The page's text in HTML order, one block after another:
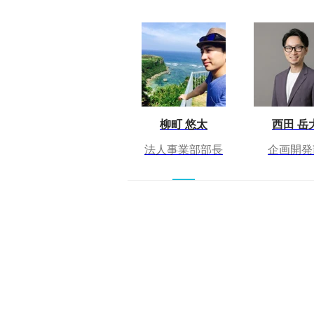
柳町 悠太
法人事業部部長
西田 岳
企画開